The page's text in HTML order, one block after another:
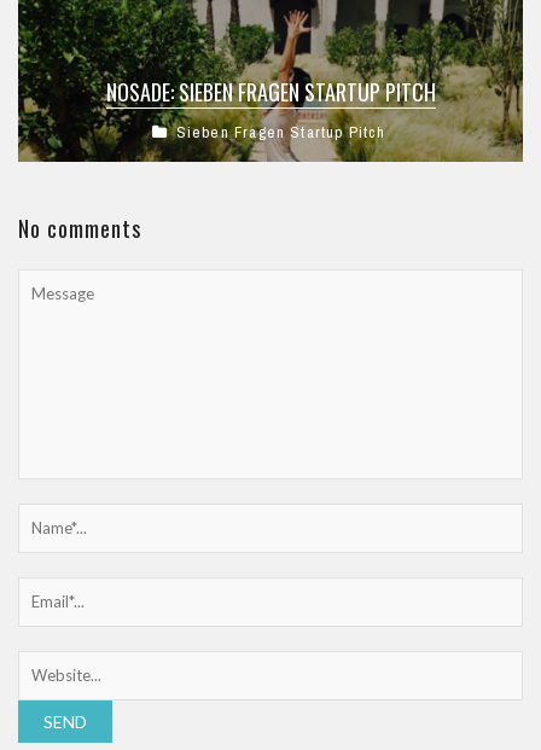
NOSADE: SIEBEN FRAGEN STARTUP PITCH
Sieben Fragen Startup Pitch
No comments